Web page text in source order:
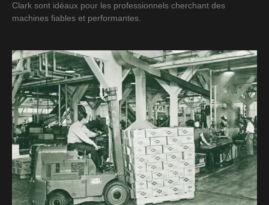
Clark sont idéaux pour les professionnels cherchant des
machines fiables et performantes.